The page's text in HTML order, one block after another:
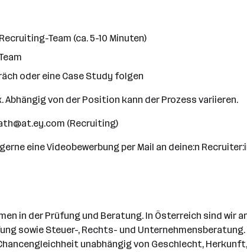
Team (ca. 5-10 Minuten)
oder eine Case Study folgen
von der Position kann der Prozess variieren.
(Recruiting)
eine Videobewerbung per Mail an deine:n
in der Prüfung und Beratung. In Österreich sind
sowie Steuer-, Rechts- und
unabhängig von Geschlecht,